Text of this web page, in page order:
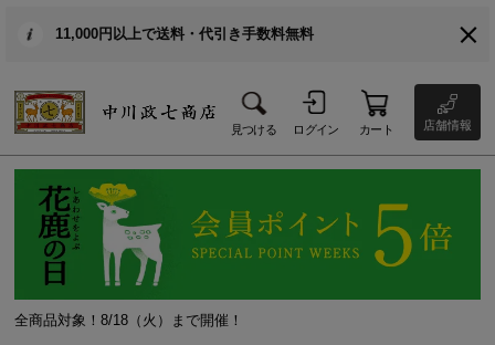
11,000円以上で送料・代引き手数料無料
見つける ログイン カート 店舗情報
全商品対象！8/18（火）まで開催！